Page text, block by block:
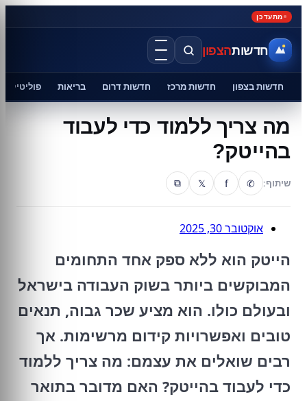
מתעדכן
חדשותהצפון
חדשות בצפון חדשות מרכז חדשות דרום בריאות פוליטיקה
מה צריך ללמוד כדי לעבוד
בהייטק?
שיתוף: ✆
f
𝕏
⧉
אוקטובר 30, 2025
הייטק הוא ללא ספק אחד התחומים
המבוקשים ביותר בשוק העבודה בישראל
ובעולם כולו. הוא מציע שכר גבוה, תנאים
טובים ואפשרויות קידום מרשימות. אך
רבים שואלים את עצמם: מה צריך ללמוד
כדי לעבוד בהייטק? האם מדובר בתואר